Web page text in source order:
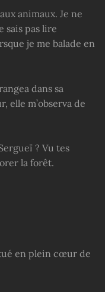
animaux. Je ne
sais pas lire
je me balade en
dans sa
elle m’observa de
? Vu tes
la forêt.
en plein cœur de